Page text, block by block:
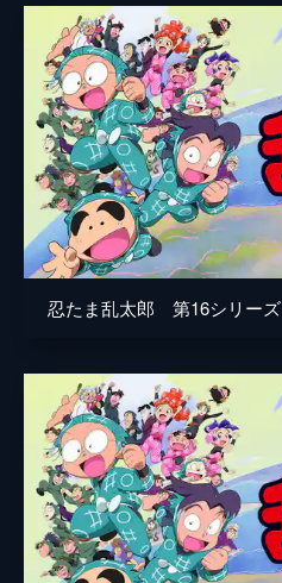
忍たま乱太郎 第16シリーズ